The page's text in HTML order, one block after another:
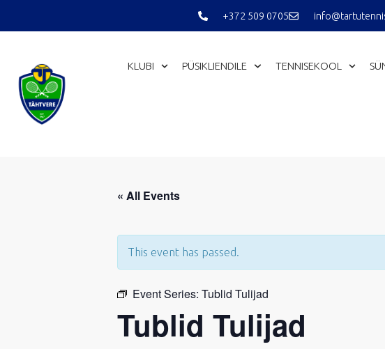
to
+372 509 0705
KLUBI PÜSIKLIENDILE TENNISEKOOL
« All Events
This event has passed.
Event Series: Tublid Tulijad
Tublid Tulijad